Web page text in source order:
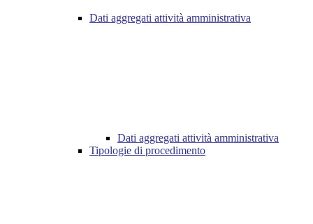
Dati aggregati attività amministrativa
Dati aggregati attività amministrativa
Tipologie di procedimento